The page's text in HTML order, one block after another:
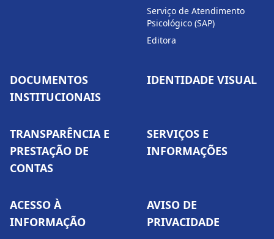
Serviço de Atendimento
Psicológico (SAP)
Editora
DOCUMENTOS
INSTITUCIONAIS
IDENTIDADE VISUAL
TRANSPARÊNCIA E
PRESTAÇÃO DE
CONTAS
SERVIÇOS E
INFORMAÇÕES
ACESSO À
INFORMAÇÃO
AVISO DE
PRIVACIDADE